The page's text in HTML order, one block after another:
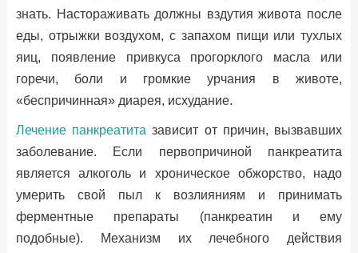
знать. Настораживать должны вздутия живота после
еды, отрыжки воздухом, с запахом пищи или тухлых
яиц, появление привкуса прогорклого масла или
горечи, боли и громкие урчания в животе,
«беспричинная» диарея, исхудание.
Лечение панкреатита зависит от причин, вызвавших
заболевание. Если первопричиной панкреатита
является алкоголь и хроническое обжорство, надо
умерить свой пыл к возлияниям и принимать
ферментные препараты (панкреатин и ему
подобные). Механизм их лечебного действия